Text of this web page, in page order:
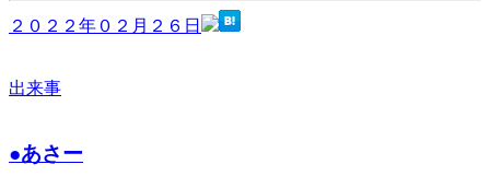
２０２２年０２月２６日
出来事
●あさー